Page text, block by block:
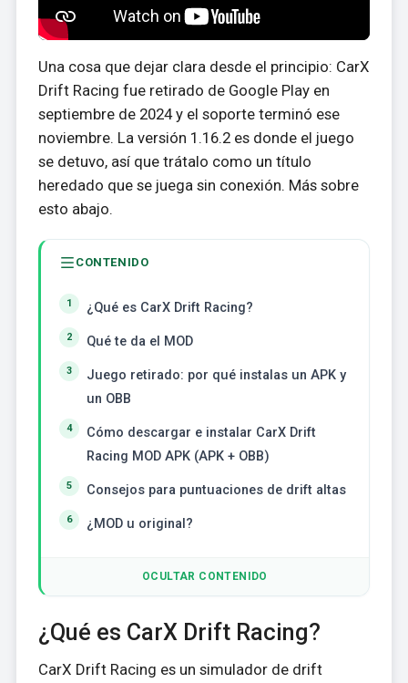
Una cosa que dejar clara desde el principio: CarX
Drift Racing fue retirado de Google Play en
septiembre de 2024 y el soporte terminó ese
noviembre. La versión 1.16.2 es donde el juego
se detuvo, así que trátalo como un título
heredado que se juega sin conexión. Más sobre
esto abajo.
CONTENIDO
¿Qué es CarX Drift Racing?
Qué te da el MOD
Juego retirado: por qué instalas un APK y
un OBB
Cómo descargar e instalar CarX Drift
Racing MOD APK (APK + OBB)
Consejos para puntuaciones de drift altas
¿MOD u original?
OCULTAR CONTENIDO
¿Qué es CarX Drift Racing?
CarX Drift Racing es un simulador de drift